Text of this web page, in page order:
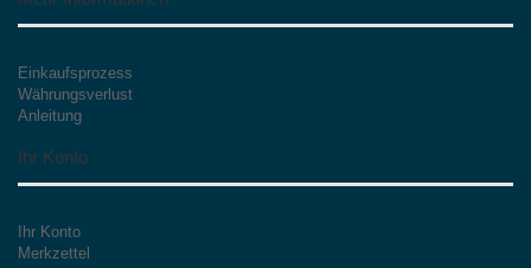
Einkaufsprozess
Währungsverlust
Anleitung
Ihr Konto
Ihr Konto
Merkzettel